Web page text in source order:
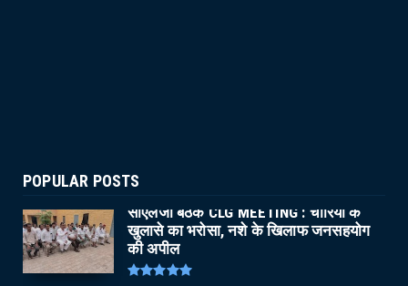
POPULAR POSTS
सीएलजी बैठक CLG MEETING : चोरियों के
खुलासे का भरोसा, नशे के खिलाफ जनसहयोग
की अपील